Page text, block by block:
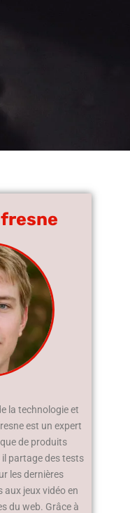
la technologie et
est un expert
de produits
partage des tests
les dernières
jeux vidéo en
du web. Grâce à